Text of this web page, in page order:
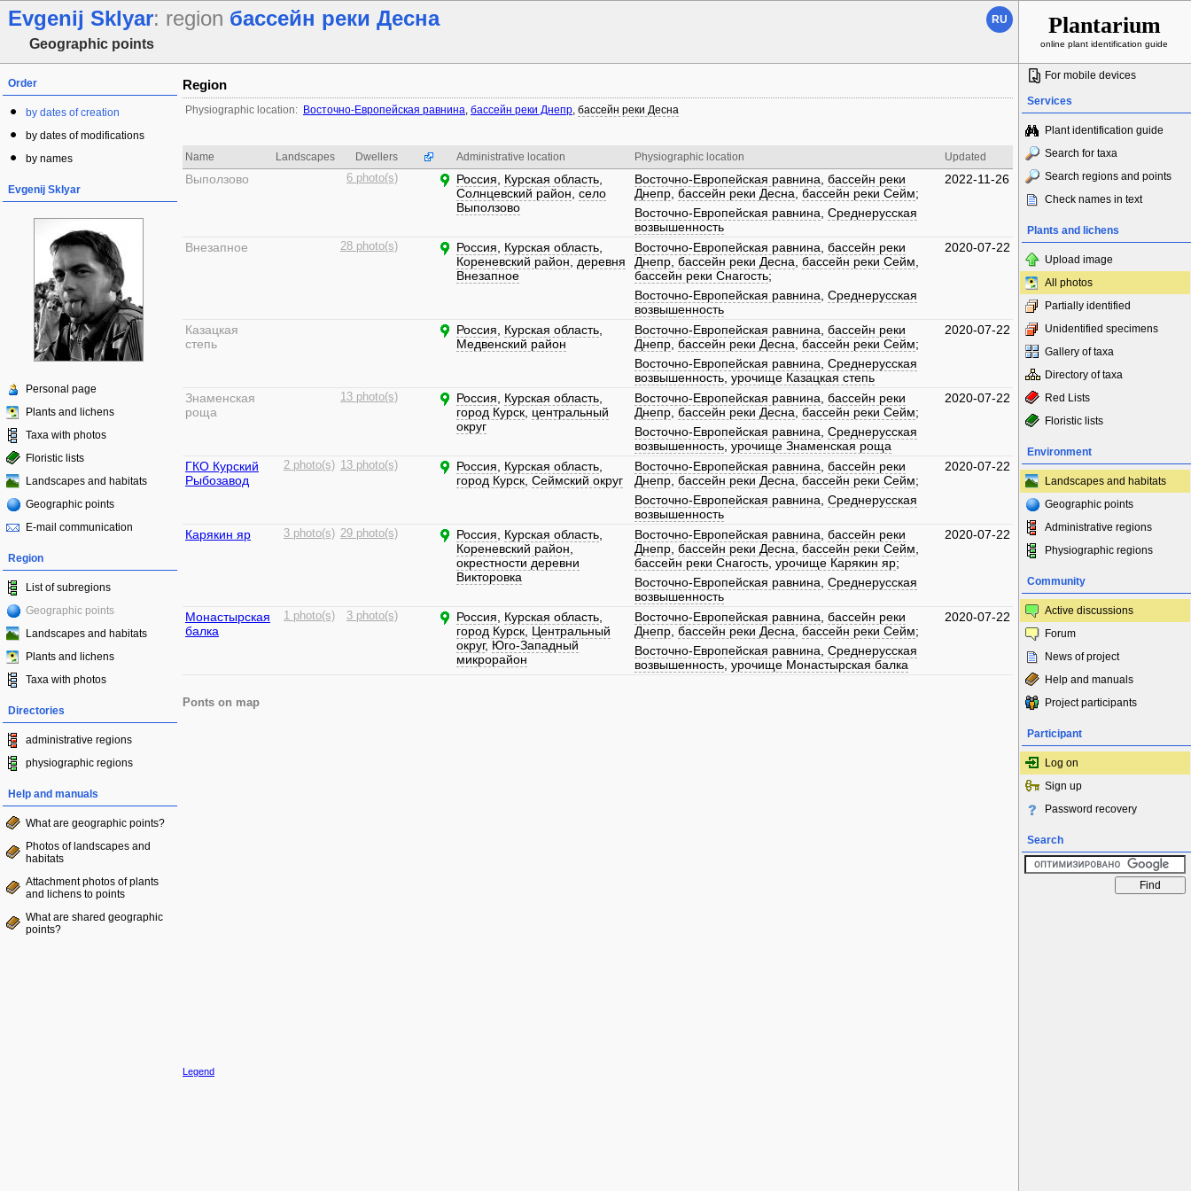
Evgenij Sklyar: region бассейн реки Десна
Geographic points
RU Plantarium
online plant identification guide
Order
by dates of creation
by dates of modifications
by names
Evgenij Sklyar
Personal page
Plants and lichens
Taxa with photos
Floristic lists
Landscapes and habitats
Geographic points
E-mail communication
Region
List of subregions
Geographic points
Landscapes and habitats
Plants and lichens
Taxa with photos
Directories
administrative regions
physiographic regions
Help and manuals
What are geographic points?
Photos of landscapes and
habitats
Attachment photos of plants
and lichens to points
What are shared geographic
points?
Region
Physiographic location: Восточно-Европейская равнина, бассейн реки Днепр, бассейн реки Десна
Name Landscapes Dwellers Administrative location Physiographic location Updated
Выползово 6 photo(s) Россия Курская область
Солнцевский район село
Выползово
Восточно-Европейская равнина бассейн реки
Днепр бассейн реки Десна бассейн реки Сейм;
Восточно-Европейская равнина Среднерусская
возвышенность
2022-11-26
Внезапное 28 photo(s) Россия Курская область
Кореневский район
деревня
Внезапное
Восточно-Европейская равнина бассейн реки
Днепр бассейн реки Десна бассейн реки Сейм
бассейн реки Снагость;
Восточно-Европейская равнина Среднерусская
возвышенность
2020-07-22
Казацкая
степь
Россия Курская область
Медвенский район
Восточно-Европейская равнина бассейн реки
Днепр бассейн реки Десна бассейн реки Сейм;
Восточно-Европейская равнина Среднерусская
возвышенность урочище Казацкая степь
2020-07-22
Знаменская
роща
13 photo(s) Россия Курская область
город Курск центральный
округ
Восточно-Европейская равнина бассейн реки
Днепр бассейн реки Десна бассейн реки Сейм;
Восточно-Европейская равнина Среднерусская
возвышенность урочище Знаменская роща
2020-07-22
ГКО Курский
Рыбозавод
2 photo(s) 13 photo(s) Россия Курская область
город Курск Сеймский округ
Восточно-Европейская равнина бассейн реки
Днепр бассейн реки Десна бассейн реки Сейм;
Восточно-Европейская равнина Среднерусская
возвышенность
2020-07-22
Карякин яр 3 photo(s) 29 photo(s) Россия Курская область
Кореневский район
окрестности деревни
Викторовка
Восточно-Европейская равнина бассейн реки
Днепр бассейн реки Десна бассейн реки Сейм
бассейн реки Снагость урочище Карякин яр;
Восточно-Европейская равнина Среднерусская
возвышенность
2020-07-22
Монастырская
балка
1 photo(s) 3 photo(s) Россия Курская область
город Курск Центральный
округ, Юго-Западный
микрорайон
Восточно-Европейская равнина бассейн реки
Днепр бассейн реки Десна бассейн реки Сейм;
Восточно-Европейская равнина Среднерусская
возвышенность урочище Монастырская балка
2020-07-22
Ponts on map
Legend
For mobile devices
Services
Plant identification guide
Search for taxa
Search regions and points
Check names in text
Plants and lichens
Upload image
All photos
Partially identified
Unidentified specimens
Gallery of taxa
Directory of taxa
Red Lists
Floristic lists
Environment
Landscapes and habitats
Geographic points
Administrative regions
Physiographic regions
Community
Active discussions
Forum
News of project
Help and manuals
Project participants
Participant
Log on
Sign up
Password recovery
Search